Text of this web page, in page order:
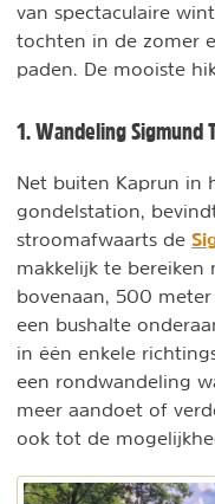
van spectaculaire
tochten in de zomer
paden. De mooiste
1. Wandeling Sigmund
Net buiten Kaprun in
gondelstation,
stroomafwaarts de
makkelijk te bereiken
bovenaan, 500
een bushalte
in één enkele
een rondwandeling
meer aandoet of
ook tot de